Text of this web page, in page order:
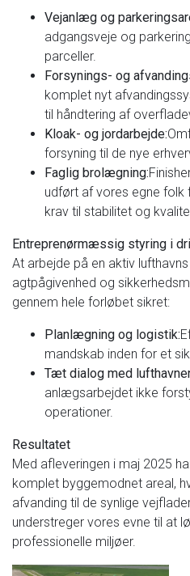
Vejanlæg og
adgangsveje og
parceller.
Forsynings- og
komplet nyt
til håndtering af
Kloak- og jordarbejde:
forsyning til de nye
Faglig brolægning:
udført af vores egne folk
krav til stabilitet og
Entreprenørmæssig styring i
At arbejde på en aktiv
agtpågivenhed og
gennem hele forløbet sikret:
Planlægning og logistik:
mandskab inden for et
Tæt dialog med
anlægsarbejdet ikke
operationer.
Resultatet
Med afleveringen i maj 2025
komplet byggemodnet areal,
afvanding til de synlige
understreger vores evne til at
professionelle miljøer.